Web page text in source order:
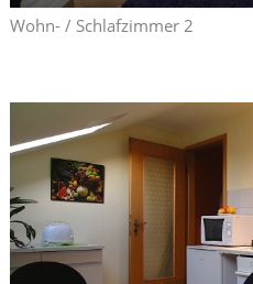
Wohn- / Schlafzimmer 2